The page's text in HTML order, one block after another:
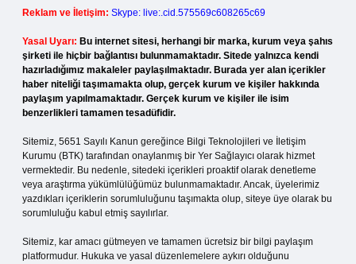
Reklam ve İletişim: Skype: live:.cid.575569c608265c69
Yasal Uyarı: Bu internet sitesi, herhangi bir marka, kurum veya şahıs
şirketi ile hiçbir bağlantısı bulunmamaktadır. Sitede yalnızca kendi
hazırladığımız makaleler paylaşılmaktadır. Burada yer alan içerikler
haber niteliği taşımamakta olup, gerçek kurum ve kişiler hakkında
paylaşım yapılmamaktadır. Gerçek kurum ve kişiler ile isim
benzerlikleri tamamen tesadüfidir.
Sitemiz, 5651 Sayılı Kanun gereğince Bilgi Teknolojileri ve İletişim
Kurumu (BTK) tarafından onaylanmış bir Yer Sağlayıcı olarak hizmet
vermektedir. Bu nedenle, sitedeki içerikleri proaktif olarak denetleme
veya araştırma yükümlülüğümüz bulunmamaktadır. Ancak, üyelerimiz
yazdıkları içeriklerin sorumluluğunu taşımakta olup, siteye üye olarak bu
sorumluluğu kabul etmiş sayılırlar.
Sitemiz, kar amacı gütmeyen ve tamamen ücretsiz bir bilgi paylaşım
platformudur. Hukuka ve yasal düzenlemelere aykırı olduğunu